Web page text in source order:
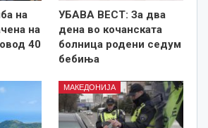
на
на
40
УБАВА ВЕСТ: За два
дена во кочанската
болница родени седум
бебиња
МАКЕДОНИЈА